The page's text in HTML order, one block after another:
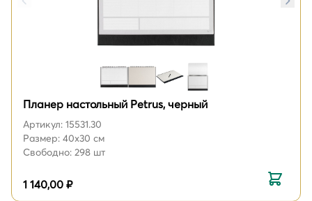
Планер настольный Petrus, черный
Артикул: 15531.30
Размер: 40х30 см
Свободно: 298 шт
1 140,00 ₽